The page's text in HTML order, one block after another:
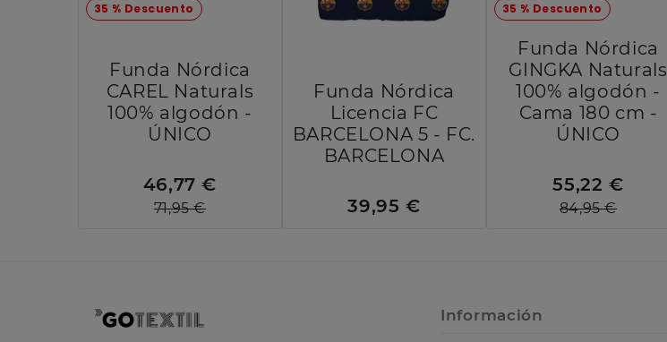
35 % Descuento
Funda Nórdica
CAREL Naturals
100% algodón -
ÚNICO
46,77 €
71,95 €
Funda Nórdica
Licencia FC
BARCELONA 5 - FC.
BARCELONA
39,95 €
35 % Descuento
Funda Nórdica
GINGKA Naturals
100% algodón -
Cama 180 cm -
ÚNICO
55,22 €
84,95 €
Información